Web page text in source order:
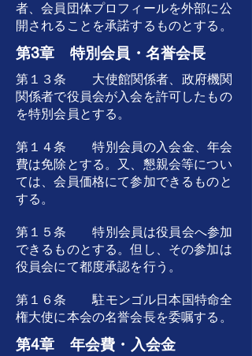
者、会員団体プロフィールを外部に公
開されることを承諾するものとする。
第3章 特別会員・名誉会長
第１３条 大使館関係者、政府機関
関係者で役員会が入会を許可したもの
を特別会員とする。
第１４条 特別会員の入会金、年会
費は免除とする。又、懇親会等につい
ては、会員価格にて参加できるものと
する。
第１５条 特別会員は役員会へ参加
できるものとする。但し、その参加は
役員会にて都度承認を行う。
第１６条 駐モンゴル日本国特命全
権大使に本会の名誉会長を委嘱する。
第4章 年会費・入会金